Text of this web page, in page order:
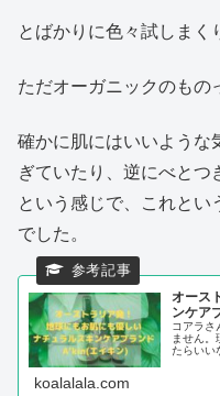
とばかりに色々試しまく
ただオーガニックのも
確かに肌にはいいような
ぎていたり、逆にべとつ
という感じで、これとい
でした。
オース
ンケア
コアラさ
ません。
たらいい
koalalala.com